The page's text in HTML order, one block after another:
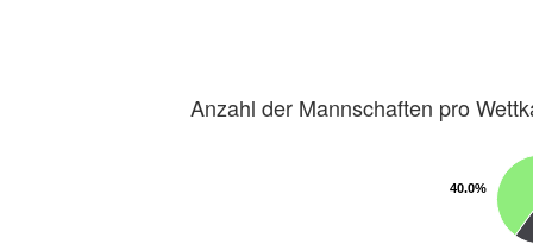
Anzahl der Mannschaften pro
40.0%
40.0%